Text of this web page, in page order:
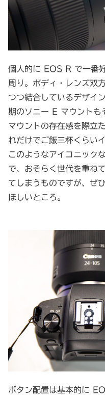
個人的に EOS R で一番
周り。ボディ・レンズ双
つつ結合しているデザイ
期のソニー E マウントも
マウントの存在感を際立
れだけでご飯三杯くらい
このようなアイコニック
で、おそらく世代を重ね
てしまうものですが、ぜ
ほしいところ。
ボタン配置は基本的に